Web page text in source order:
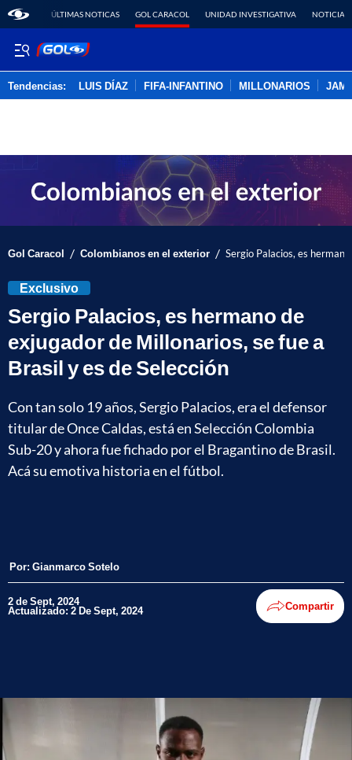
ÚLTIMAS NOTICAS GOL CARACOL UNIDAD INVESTIGATIVA NOTICIAS
Tendencias: LUIS DÍAZ FIFA-INFANTINO MILLONARIOS
Gol Caracol / Colombianos en el exterior / Sergio Palacios, es
Exclusivo
Sergio Palacios, es hermano de
exjugador de Millonarios, se fue a
Brasil y es de Selección
Con tan solo 19 años, Sergio Palacios, era el defensor
titular de Once Caldas, está en Selección Colombia
Sub-20 y ahora fue fichado por el Bragantino de Brasil.
Acá su emotiva historia en el fútbol.
Por: Gianmarco Sotelo
2 de Sept, 2024
Actualizado: 2 De Sept, 2024 Compartir